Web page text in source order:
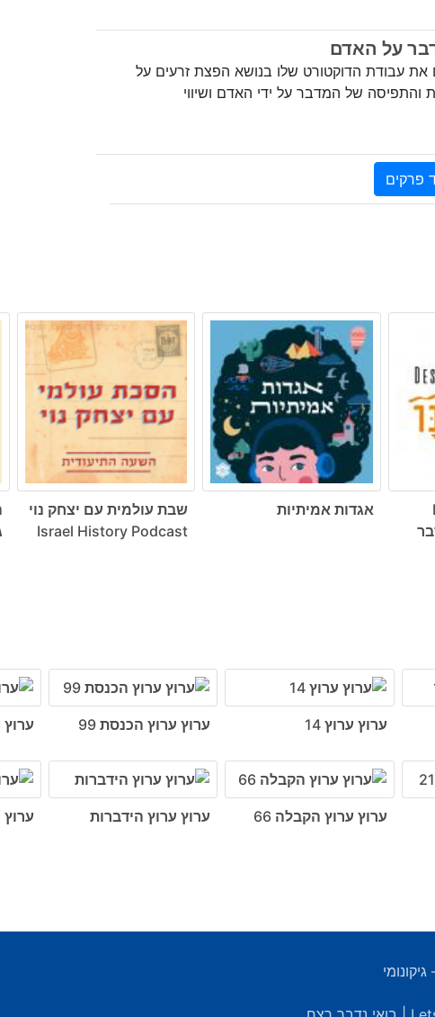
על האדם
את עבודת הדוקטורט שלו בנושא הפצת זרעים על
והתפיסה של המדבר על ידי האדם ושיווי
פרקים
אגדות אמיתיות
שבת עולמית עם יצחק נוי
Israel History Podcast
ערוץ ערוץ 14 ערוץ ערוץ הכנסת 99 ערוץ
ערוץ ערוץ הקבלה 66 ערוץ ערוץ הידברות ערוץ 24news